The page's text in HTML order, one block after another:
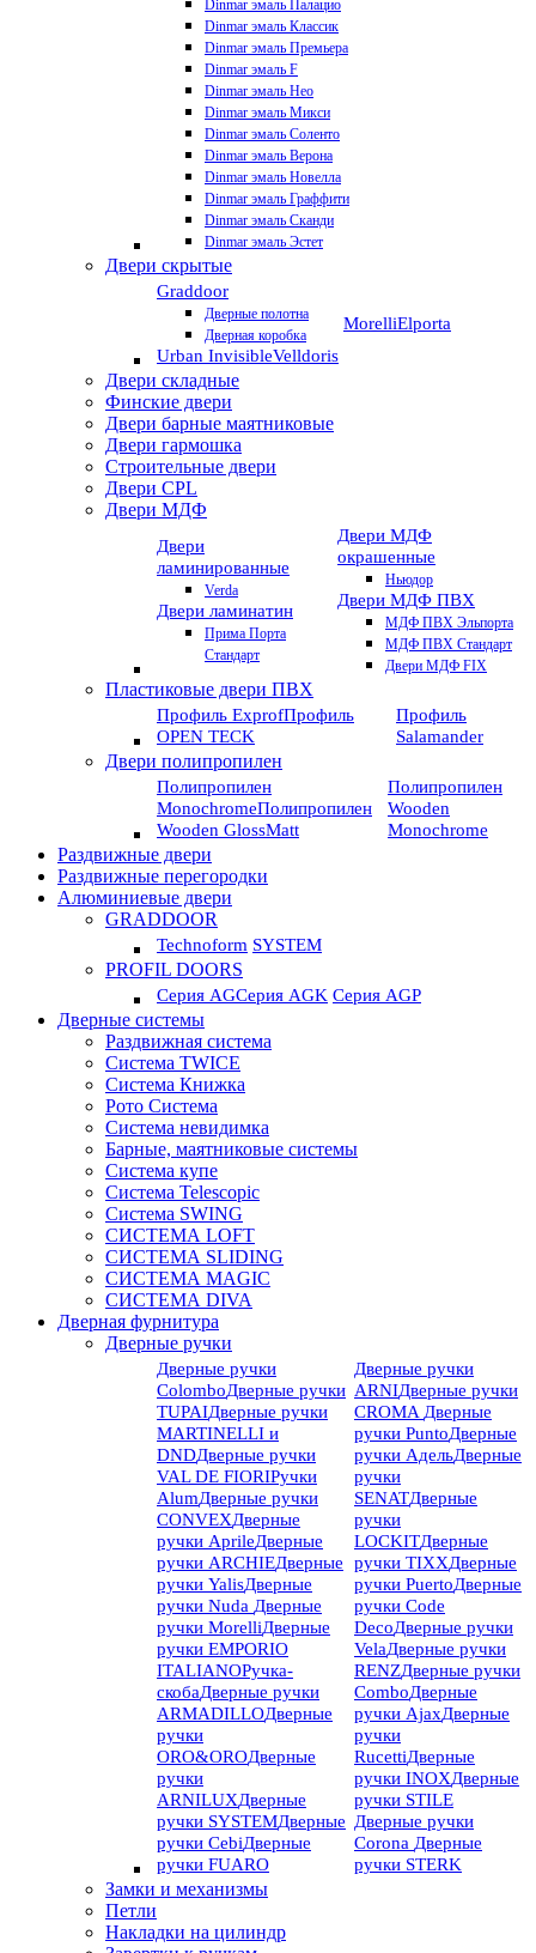
Dinmar эмаль Палацио
Dinmar эмаль Классик
Dinmar эмаль Премьера
Dinmar эмаль F
Dinmar эмаль Нео
Dinmar эмаль Микси
Dinmar эмаль Соленто
Dinmar эмаль Верона
Dinmar эмаль Новелла
Dinmar эмаль Граффити
Dinmar эмаль Сканди
Dinmar эмаль Эстет
Двери скрытые
Graddoor
Дверные полотна
Дверная коробка
Urban InvisibleVelldoris
MorelliElporta
Двери складные
Финские двери
Двери барные маятниковые
Двери гармошка
Строительные двери
Двери CРL
Двери МДФ
Двери
ламинированные
Verda
Двери ламинатин
Прима Порта
Стандарт
Двери МДФ
окрашенные
Ньюдор
Двери МДФ ПВХ
МДФ ПВХ Эльпорта
МДФ ПВХ Стандарт
Двери МДФ FIX
Пластиковые двери ПВХ
Профиль ExprofПрофиль
OPEN TECK
Профиль
Salamander
Двери полипропилен
Полипропилен
MonochromeПолипропилен
Wooden GlossMatt
Полипропилен
Wooden
Monochrome
Раздвижные двери
Раздвижные перегородки
Алюминиевые двери
GRADDOOR
Technoform SYSTEM
PROFIL DOORS
Серия AGСерия AGK Серия AGP
Дверные системы
Раздвижная система
Система TWICE
Система Книжка
Рото Система
Система невидимка
Барные, маятниковые системы
Система купе
Система Telescopic
Система SWING
СИСТЕМА LOFT
СИСТЕМА SLIDING
СИСТЕМА MAGIC
СИСТЕМА DIVA
Дверная фурнитура
Дверные ручки
Дверные ручки
ColomboДверные ручки
TUPAIДверные ручки
MARTINELLI и
DNDДверные ручки
VAL DE FIORIРучки
AlumДверные ручки
CONVEXДверные
ручки AprileДверные
ручки ARCHIEДверные
ручки YalisДверные
ручки Nuda Дверные
ручки MorelliДверные
ручки EMPORIO
ITALIANOРучка-
скобаДверные ручки
ARMADILLOДверные
ручки
ORO&OROДверные
ручки
ARNILUXДверные
ручки SYSTEMДверные
ручки CebiДверные
ручки FUARO
Дверные ручки
ARNIДверные ручки
CROMA Дверные
ручки PuntoДверные
ручки АдельДверные
ручки
SENATДверные
ручки
LOCKITДверные
ручки TIXXДверные
ручки PuertoДверные
ручки Code
DecoДверные ручки
VelaДверные ручки
RENZДверные ручки
ComboДверные
ручки AjaxДверные
ручки
RucettiДверные
ручки INOXДверные
ручки STILE
Дверные ручки
Corona Дверные
ручки STERK
Замки и механизмы
Петли
Накладки на цилиндр